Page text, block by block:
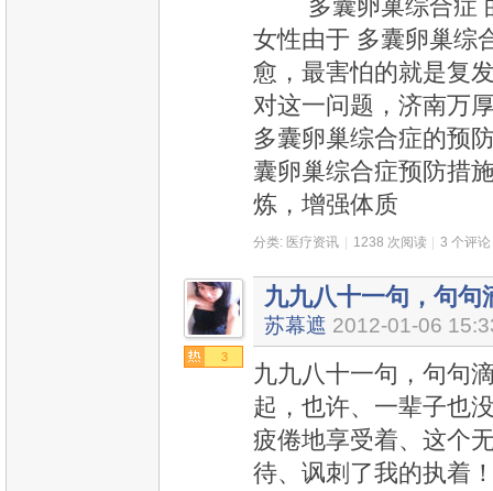
多囊卵巢综合症
女性由于 多囊卵巢综
愈，最害怕的就是复
对这一问题，济南万
多囊卵巢综合症的
囊卵巢综合症预防
炼，增强体质
分类: 医疗资讯 1238 次阅读 3 个评论
3
九九八十一句，句句
苏幕遮 2012-01-06
九九八十一句，句句
起，也许、一辈子也
疲倦地享受着、这个
待、讽刺了我的执着